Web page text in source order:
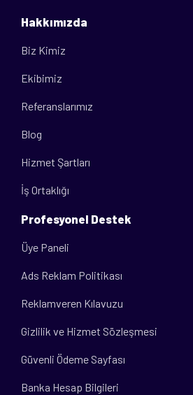
Hakkımızda
Biz Kimiz
Ekibimiz
Referanslarımız
Blog
Hizmet Şartları
İş Ortaklığı
Profesyonel Destek
Üye Paneli
Ads Reklam Politikası
Reklamveren Kılavuzu
Gizlilik ve Hizmet Sözleşmesi
Güvenli Ödeme Sayfası
Banka Hesap Bilgileri